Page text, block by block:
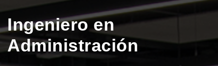
Ingeniero en
Administración